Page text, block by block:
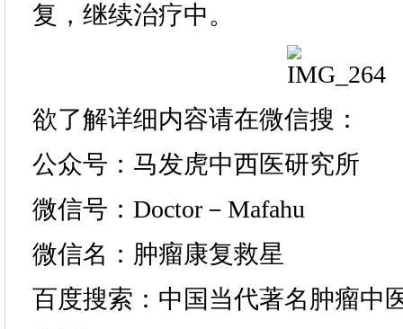
复，继续治疗中。
欲了解详细内容请在微信搜：
公众号：马发虎中西医研究所
微信号：Doctor－Mafahu
微信名：肿瘤康复救星
百度搜索：中国当代著名肿瘤